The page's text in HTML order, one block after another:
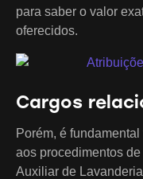
para saber o valor
oferecidos.
Cargos
Porém, é
aos procedimentos
Auxiliar de